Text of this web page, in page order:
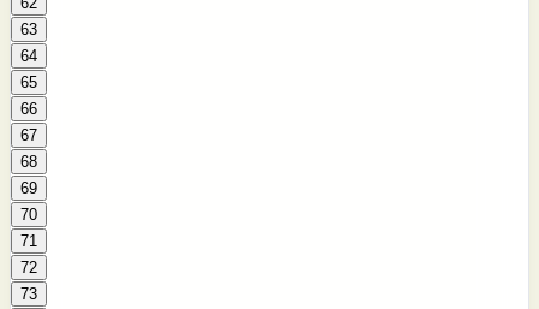
63
64
65
66
67
68
69
70
71
72
73